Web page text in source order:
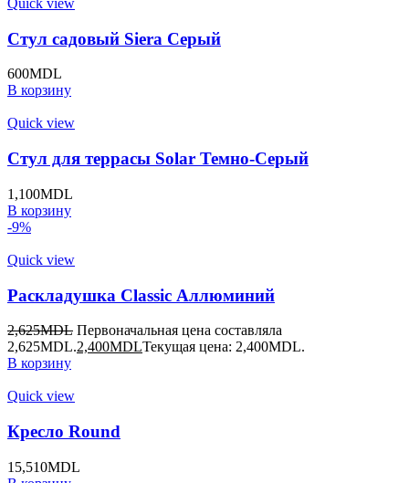
Quick view
Стул садовый Siera Серый
600MDL
В корзину
Quick view
Стул для террасы Solar Темно-Cерый
1,100MDL
В корзину
-9%
Quick view
Раскладушка Classic Аллюминий
2,625MDL Первоначальная цена составляла
2,625MDL.2,400MDLТекущая цена: 2,400MDL.
В корзину
Quick view
Кресло Round
15,510MDL